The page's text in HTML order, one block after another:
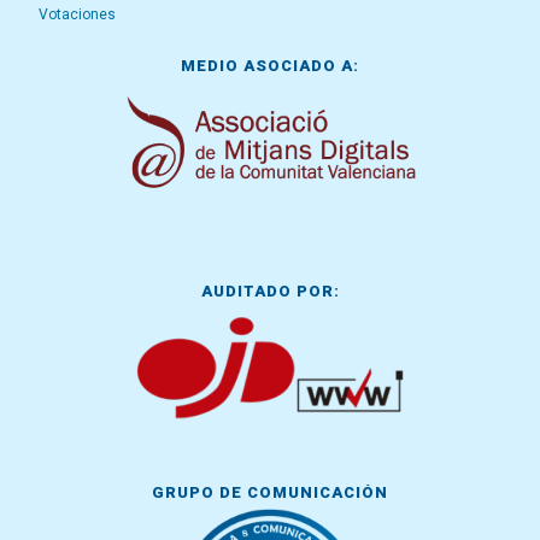
Votaciones
MEDIO ASOCIADO A:
AUDITADO POR:
GRUPO DE COMUNICACIÓN